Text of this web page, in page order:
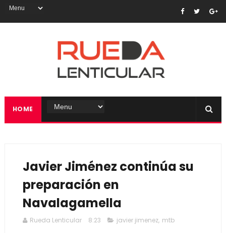
HOME
Javier Jiménez continúa su
preparación en
Navalagamella
Rueda Lenticular 8:23 javier jimenez, mtb